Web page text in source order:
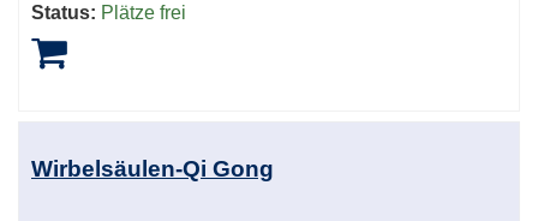
Status: Plätze frei
Wirbelsäulen-Qi Gong